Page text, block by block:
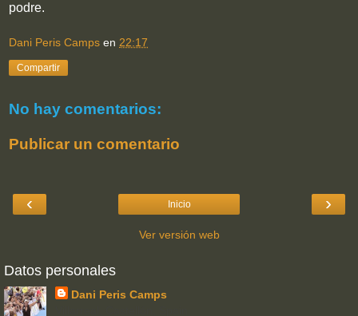
podre.
Dani Peris Camps en 22:17
Compartir
No hay comentarios:
Publicar un comentario
‹ ›
Inicio
Ver versión web
Datos personales
Dani Peris Camps